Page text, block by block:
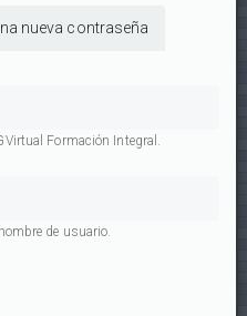
nueva contraseña
Formación Integral.
de usuario.